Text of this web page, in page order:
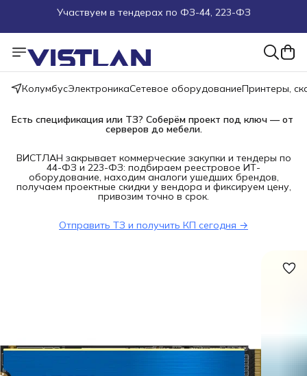
Пуско-наладочные работы
Пришлите запрос на e-mail или в чат
Более 100 000 позиций в наличии и под заказ
КолумбусЭлектроникаСетевое оборудованиеПринтеры,
Есть спецификация или ТЗ? Соберём проект под ключ — от
серверов до мебели.
ВИСТЛАН закрывает коммерческие закупки и тендеры по
44-ФЗ и 223-ФЗ: подбираем реестровое ИТ-
оборудование, находим аналоги ушедших брендов,
получаем проектные скидки у вендора и фиксируем цену,
привозим точно в срок.
Отправить ТЗ и получить КП сегодня →